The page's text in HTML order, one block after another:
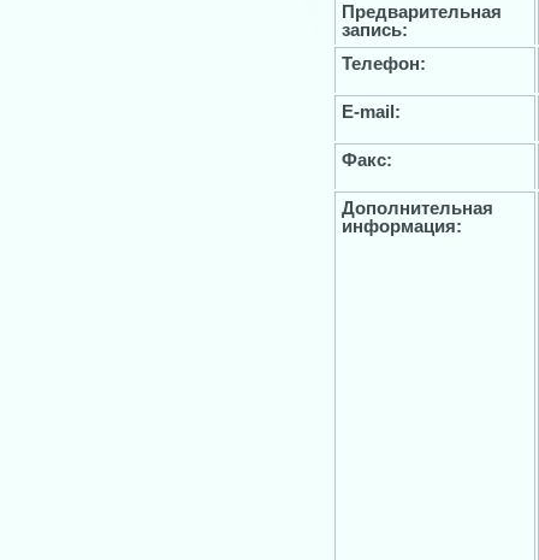
Предварительная
запись:
Телефон:
E-mail:
Факс:
Дополнительная
информация: